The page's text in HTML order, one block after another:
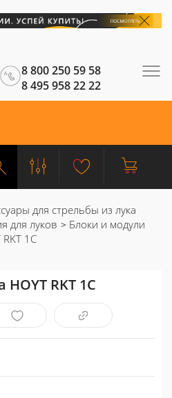
8 800 250 59 58
8 495 958 22 22
для стрельбы из лука
для луков
Блоки и модули
1C
RKT 1C